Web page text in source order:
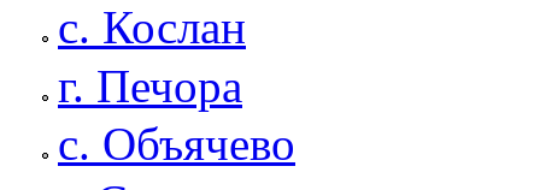
с. Кослан
г. Печора
с. Объячево